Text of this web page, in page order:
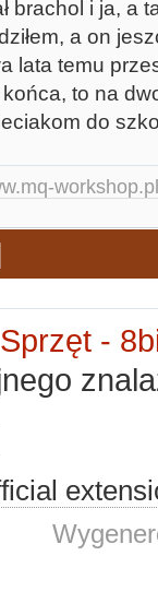
brachol i ja, a
a on
lata temu
to na
do
workshop.pl
Sprzęt -